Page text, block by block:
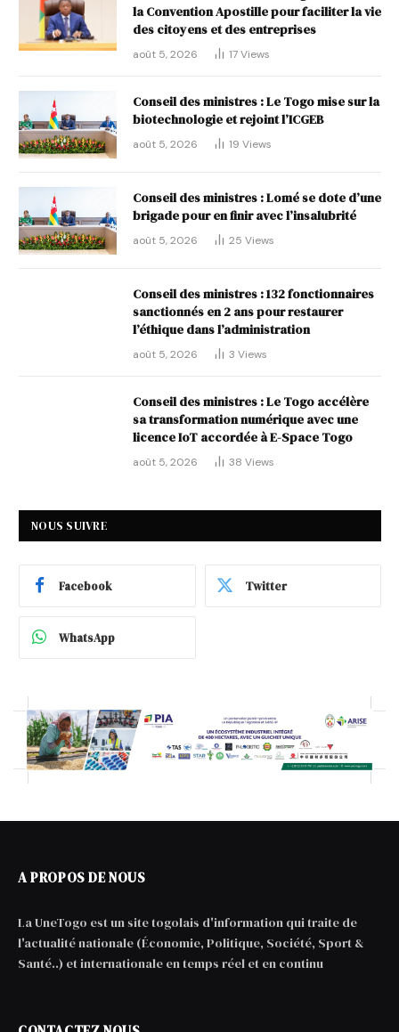
la Convention Apostille pour faciliter la vie
des citoyens et des entreprises
août 5, 2026 17Views
Conseil des ministres : Le Togo mise sur la
biotechnologie et rejoint l’ICGEB
août 5, 2026 19 Views
Conseil des ministres : Lomé se dote d’une
brigade pour en finir avec l’insalubrité
août 5, 2026 25 Views
Conseil des ministres : 132 fonctionnaires
sanctionnés en 2 ans pour restaurer
l’éthique dans l’administration
août 5, 2026 3 Views
Conseil des ministres : Le Togo accélère
sa transformation numérique avec une
licence IoT accordée à E-Space Togo
août 5, 2026 38 Views
NOUS SUIVRE
Facebook Twitter
WhatsApp
A PROPOS DE NOUS
La UneTogo est un site togolais d'information qui traite de
l'actualité nationale (Économie, Politique, Société, Sport &
Santé..) et internationale en temps réel et en continu